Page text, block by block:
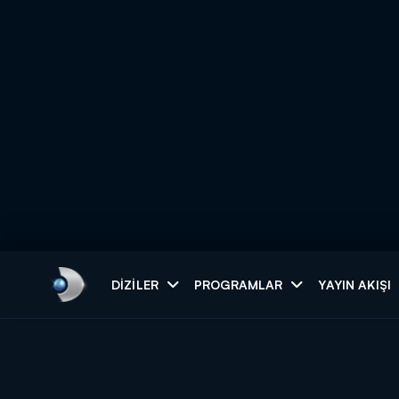
DIZILER PROGRAMLAR YAYIN AKIŞI